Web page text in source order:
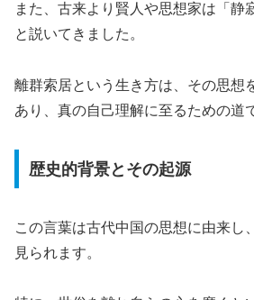
また、古来より賢人や思想家は「静
と説いてきました。
離群索居という生き方は、その思想
あり、真の自己理解に至るための道
歴史的背景とその起源
この言葉は古代中国の思想に由来し
見られます。